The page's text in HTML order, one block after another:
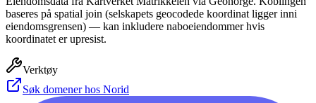
baseres på spatial join (selskapets geocodede koordinat ligger inni
eiendomsgrensen) — kan inkludere naboeiendommer hvis
koordinatet er upresist.
Verktøy
Søk domener hos Norid